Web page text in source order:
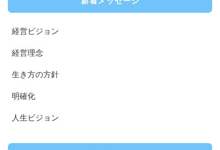
経営ビジョン
経営理念
生き方の方針
明確化
人生ビジョン